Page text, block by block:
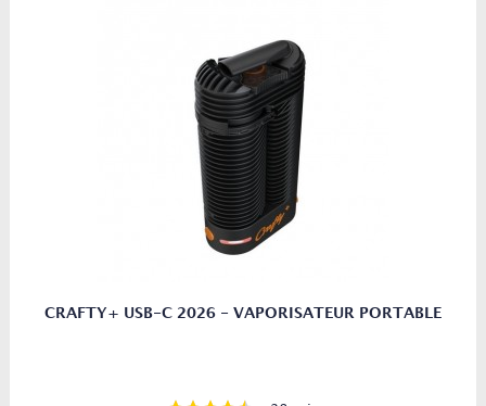
CRAFTY+ USB-C 2026 - VAPORISATEUR PORTABLE